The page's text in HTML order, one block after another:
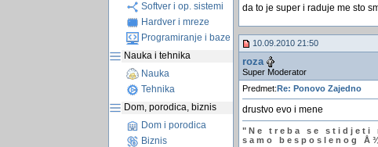
Softver i op. sistemi
Hardver i mreze
Programiranje i baze
Nauka i tehnika
Nauka
Tehnika
Dom, porodica, biznis
Dom i porodica
Biznis
da to je super i raduje me sto
10.09.2010 21:50
roza
Super Moderator
Predmet: Re: Ponovo Zajedno
drustvo evo i mene
"Ne treba se stidjeti
samo besposlenog